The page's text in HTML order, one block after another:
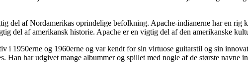
del af Nordamerikas oprindelige befolkning. Apache-indianerne har en rig
del af amerikansk historie. Apache er en vigtig del af den amerikanske
i 1950erne og 1960erne og var kendt for sin virtuose guitarstil og sin
Han har udgivet mange albummer og spillet med nogle af de største navne